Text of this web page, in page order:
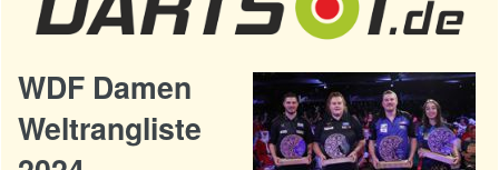
WDF Damen
Weltrangliste